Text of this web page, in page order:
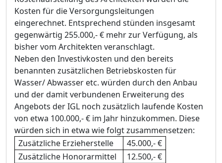
Kosten für die Versorgungsleitungen
eingerechnet. Entsprechend stünden insgesamt
gegenwärtig 255.000,- € mehr zur Verfügung, als
bisher vom Architekten veranschlagt.
Neben den Investivkosten und den bereits
benannten zusätzlichen Betriebskosten für
Wasser/ Abwasser etc. würden durch den Anbau
und der damit verbundenen Erweiterung des
Angebots der IGL noch zusätzlich laufende Kosten
von etwa 100.000,- € im Jahr hinzukommen. Diese
würden sich in etwa wie folgt zusammensetzen:
Zusätzliche Erzieherstelle
45.000,- €
Zusätzliche Honorarmittel
12.500,- €